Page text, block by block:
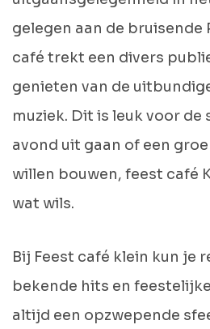
gelegen aan de
café trekt een divers
genieten van de
muziek. Dit is leuk voor
avond uit gaan of een
willen bouwen, feest café
wat wils.
Bij Feest café klein kun je
bekende hits en
altijd een opzwepende